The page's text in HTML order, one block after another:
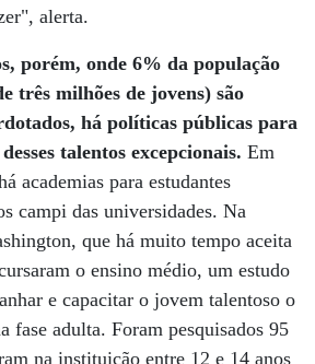
alerta.
porém, onde 6% da população
três milhões de jovens) são
há políticas públicas para
talentos excepcionais. Em
academias para estudantes
campi das universidades. Na
que há muito tempo aceita
o ensino médio, um estudo
e capacitar o jovem talentoso o
fase adulta. Foram pesquisados 95
na instituição entre 12 e 14 anos